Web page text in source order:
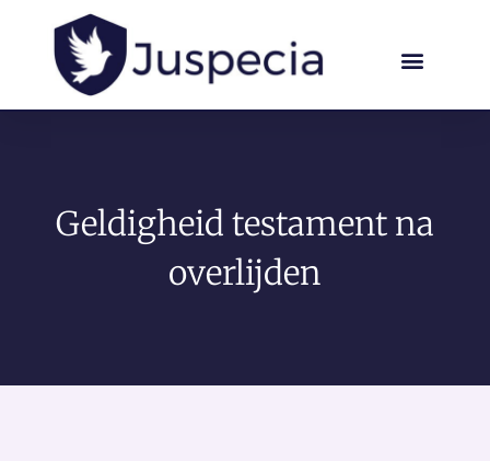
Geldigheid testament na
overlijden